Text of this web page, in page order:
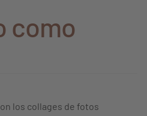
como
los collages de fotos